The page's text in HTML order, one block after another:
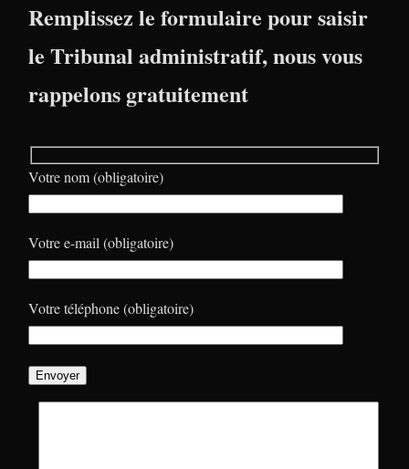
Remplissez le formulaire pour saisir
le Tribunal administratif, nous vous
rappelons gratuitement
Votre nom (obligatoire)
Votre e-mail (obligatoire)
Votre téléphone (obligatoire)